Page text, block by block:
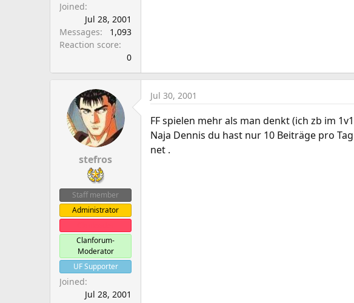
Joined
Jul 28, 2001
Messages
1,093
Reaction score
0
stefros
Staff member
Administrator
Clanforum-
Moderator
UF Supporter
Joined
Jul 28, 2001
Jul 30, 2001
FF spielen mehr als man denkt (ich zb im
Naja Dennis du hast nur 10 Beiträge pro
net .